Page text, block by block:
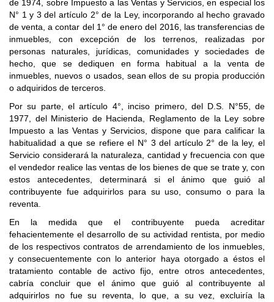
de 1974, sobre Impuesto a las Ventas y Servicios, en especial los
N° 1 y 3 del artículo 2° de la Ley, incorporando al hecho gravado
de venta, a contar del 1° de enero del 2016, las transferencias de
inmuebles, con excepción de los terrenos, realizadas por
personas naturales, jurídicas, comunidades y sociedades de
hecho, que se dediquen en forma habitual a la venta de
inmuebles, nuevos o usados, sean ellos de su propia producción
o adquiridos de terceros.
Por su parte, el artículo 4°, inciso primero, del D.S. N°55, de
1977, del Ministerio de Hacienda, Reglamento de la Ley sobre
Impuesto a las Ventas y Servicios, dispone que para calificar la
habitualidad a que se refiere el N° 3 del artículo 2° de la ley, el
Servicio considerará la naturaleza, cantidad y frecuencia con que
el vendedor realice las ventas de los bienes de que se trate y, con
estos antecedentes, determinará si el ánimo que guió al
contribuyente fue adquirirlos para su uso, consumo o para la
reventa.
En la medida que el contribuyente pueda acreditar
fehacientemente el desarrollo de su actividad rentista, por medio
de los respectivos contratos de arrendamiento de los inmuebles,
y consecuentemente con lo anterior haya otorgado a éstos el
tratamiento contable de activo fijo, entre otros antecedentes,
cabría concluir que el ánimo que guió al contribuyente al
adquirirlos no fue su reventa, lo que, a su vez, excluiría la